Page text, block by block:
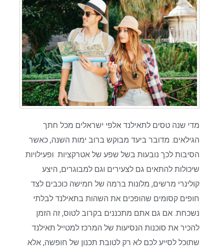
מדי שנה טסים לתאילנד אלפי ישראלים מכל חתך
הגילאים. מדובר ביעד מבוקש ברוב ימות השנה, כאשר
הסיבות לכך נובעות בשל שפע של אטרקציות ופעילויות
שיכולות להתאים גם לצעירים וגם למבוגרים, היצע
קולינרי מרשים, מלונות ברמה של חמישה כוכבים לצד
חופים קסומים שהופכים את השהות בתאילנד לבלתי
נשכחת. אם גם אתם מתכננים בקרוב לטוס, זה הזמן
להכיר את סוכנות הנסיעות של המרכז למטייל תאילנד
שתוכל לסייע לכם לא רק לטובת תכנון של חופשה, אלא